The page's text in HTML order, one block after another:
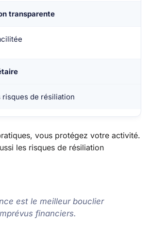
transparente
risques de résiliation
vous protégez votre activité.
les risques de résiliation
est le meilleur bouclier
financiers.